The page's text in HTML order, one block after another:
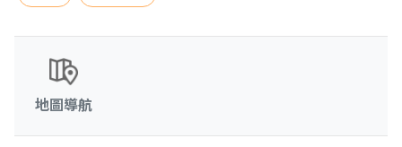
地圖導航